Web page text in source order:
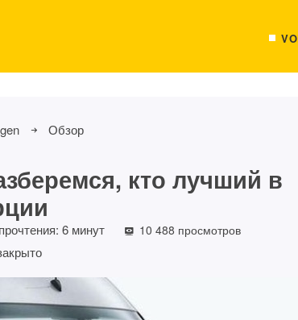
Обзор
кто лучший в
6 минут 10 488 просмотров